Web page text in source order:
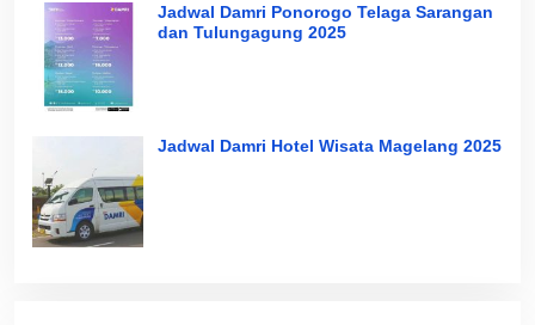
Jadwal Damri Ponorogo Telaga Sarangan
dan Tulungagung 2025
Jadwal Damri Hotel Wisata Magelang 2025